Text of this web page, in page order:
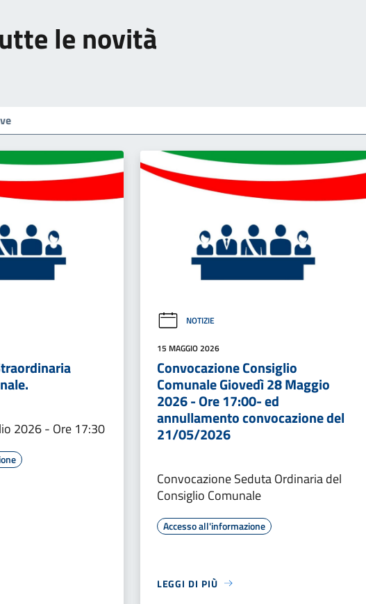
le novità
2026 - Ore 17:30
NOTIZIE
15 MAGGIO 2026
Convocazione Consiglio
Comunale Giovedì 28 Maggio
2026 - Ore 17:00- ed
annullamento convocazione del
21/05/2026
Convocazione Seduta Ordinaria del
Consiglio Comunale
Accesso all'informazione
LEGGI DI PIÙ